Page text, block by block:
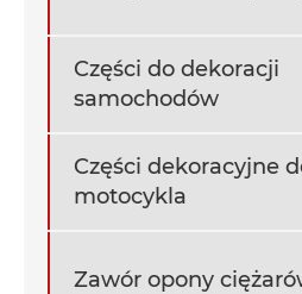
Części do dekoracji
samochodów
Części dekoracyjne
motocykla
Zawór opony